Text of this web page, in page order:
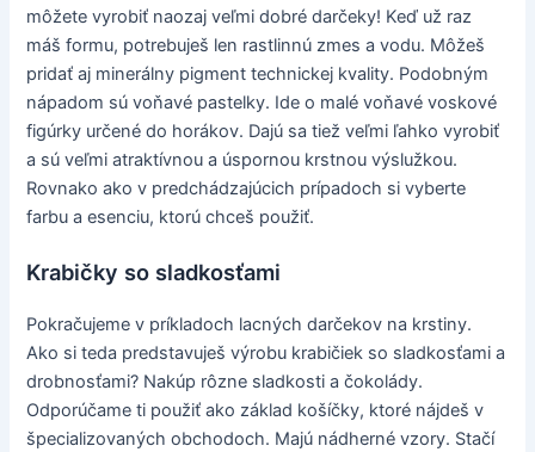
môžete vyrobiť naozaj veľmi dobré darčeky! Keď už raz
máš formu, potrebuješ len rastlinnú zmes a vodu. Môžeš
pridať aj minerálny pigment technickej kvality. Podobným
nápadom sú voňavé pastelky. Ide o malé voňavé voskové
figúrky určené do horákov. Dajú sa tiež veľmi ľahko vyrobiť
a sú veľmi atraktívnou a úspornou krstnou výslužkou.
Rovnako ako v predchádzajúcich prípadoch si vyberte
farbu a esenciu, ktorú chceš použiť.
Krabičky so sladkosťami
Pokračujeme v príkladoch lacných darčekov na krstiny.
Ako si teda predstavuješ výrobu krabičiek so sladkosťami a
drobnosťami? Nakúp rôzne sladkosti a čokolády.
Odporúčame ti použiť ako základ košíčky, ktoré nájdeš v
špecializovaných obchodoch. Majú nádherné vzory. Stačí